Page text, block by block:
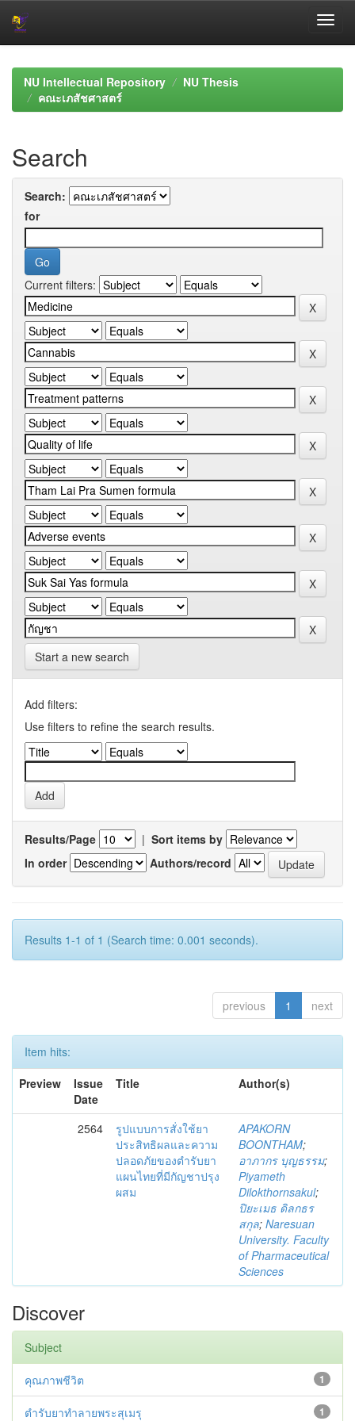
navigationNU Intellectual Repository
NU Thesis
คณะเภสัชศาสตร์
Search
Search:
for
Current filters:
Start a new search
Add filters:
Use filters to refine the search results.
Results/Page | Sort items by
In order
Authors/record
Results 1-1 of 1 (Search time: 0.001 seconds).
previous 1 next
Item hits:
Preview
Issue
Date
Title Author(s)
2564
รูปแบบการสั่งใช้ยา
ประสิทธิผลและความ
ปลอดภัยของตำรับยา
แผนไทยที่มีกัญชาปรุง
ผสม
APAKORN
BOONTHAM;
อาภากร บุญธรรม;
Piyameth
Dilokthornsakul;
ปิยะเมธ ดิลกธร
สกุล; Naresuan
University. Faculty
of Pharmaceutical
Sciences
Discover
Subject
1
คุณภาพชีวิต
1
ตำรับยาทำลายพระสุเมรุ